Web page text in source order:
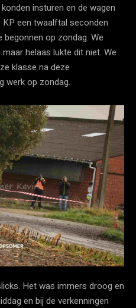
insturen en de wagen
een twaalftal seconden
op zondag. We
helaas lukte dit niet. We
klasse na deze
werk op zondag.
Het was immers droog en
en bij de verkenningen